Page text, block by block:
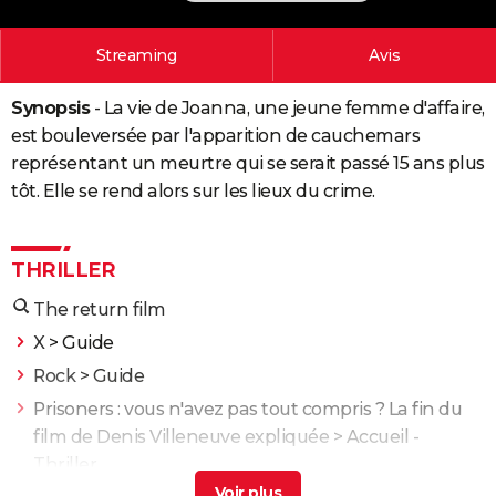
PHOTO
BONS PLANS
CARTE DE VOEUX
Carte de Noël
Carte Bonne année
Carte Saint-Valentin
Carte Pâques
Carte d'anniversaire
Dictionnaire
Biographies
Citations
Expressions
Proverbes
PROGRAMME TV
COPAINS D'AVANT
S'inscrire
Se connecter
Lycées
Collèges
Primaires
Universités
Entreprises
Service militaire
Avis de recherche
AVIS DE DÉCÈS
FORUM
Bricolage
Lifestyle
Culture
Sport
Auto
Television
Voyage
Cinema
Streaming Avis
Synopsis- La vie de Joanna, une jeune femme d'affaire,
est bouleversée par l'apparition de cauchemars
représentant un meurtre qui se serait passé 15 ans plus
tôt. Elle se rend alors sur les lieux du crime.
THRILLER
The return film
X > Guide
Rock> Guide
Prisoners : vous n'avez pas tout compris ? La fin du
film de Denis Villeneuve expliquée > Accueil -
Thriller